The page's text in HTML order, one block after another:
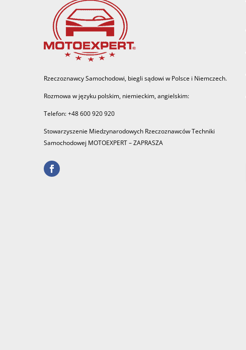
Rzeczoznawcy Samochodowi, biegli sądowi w Polsce i Niemczech.
Rozmowa w języku polskim, niemieckim, angielskim:
Telefon: +48 600 920 920
Stowarzyszenie Miedzynarodowych Rzeczoznawców Techniki
Samochodowej MOTOEXPERT – ZAPRASZA